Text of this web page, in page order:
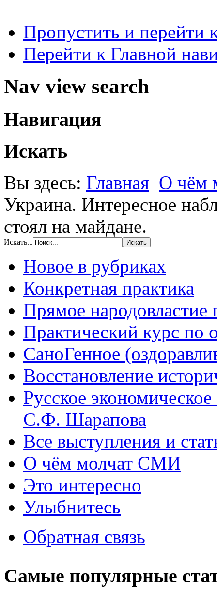
Пропустить и перейти
Перейти к Главной
Nav view search
Навигация
Искать
Вы здесь: Главная О чём
Украина. Интересное
стоял на майдане.
Искать...
Новое в рубриках
Конкретная практика
Прямое
Практический курс по
СаноГенное
Восстановление
Русское
С.Ф. Шарапова
Все выступления и
О чём молчат СМИ
Это интересно
Улыбнитесь
Обратная связь
Самые популярные